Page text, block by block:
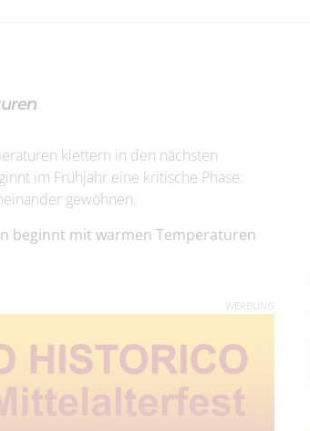
klettern in den nächsten
im Frühjahr eine kritische Phase:
gewöhnen.
beginnt mit warmen Temperaturen
WERBUNG